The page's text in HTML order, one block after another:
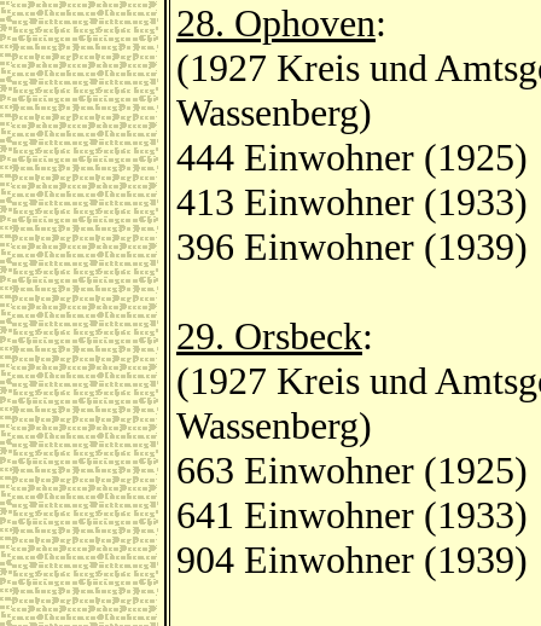
28. Ophoven:
(1927 Kreis und
Wassenberg)
444 Einwohner (1925)
413 Einwohner (1933)
396 Einwohner (1939)
29. Orsbeck:
(1927 Kreis und
Wassenberg)
663 Einwohner (1925)
641 Einwohner (1933)
904 Einwohner (1939)